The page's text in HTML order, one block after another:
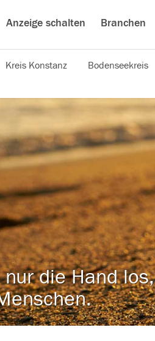
Anzeige schalten Branchen
Kreis Konstanz Bodenseekreis
die Hand los,